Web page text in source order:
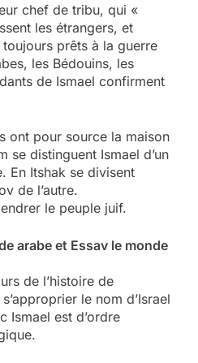
chef de tribu, qui «
les étrangers, et
prêts à la guerre
les Bédouins, les
de Ismael confirment
ont pour source la maison
se distinguent Ismael d’un
En Itshak se divisent
de l’autre.
le peuple juif.
arabe et Essav le monde
de l’histoire de
le nom d’Israel
Ismael est d’ordre